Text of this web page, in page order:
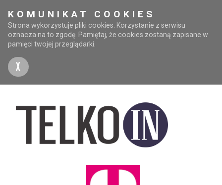
KOMUNIKAT COOKIES
Strona wykorzystuje pliki cookies. Korzystanie z serwisu
oznacza na to zgodę. Pamiętaj, że cookies zostaną zapisane w
pamięci twojej przeglądarki.
X